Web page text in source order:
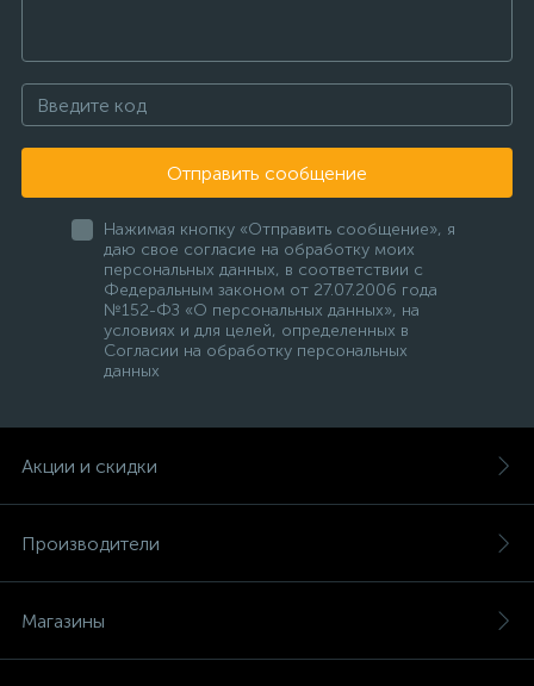
Отправить сообщение
Нажимая кнопку «Отправить сообщение», я
даю свое согласие на обработку моих
персональных данных, в соответствии с
Федеральным законом от 27.07.2006 года
№152-ФЗ «О персональных данных», на
условиях и для целей, определенных в
Согласии на обработку персональных
данных
Акции и скидки
Производители
Магазины